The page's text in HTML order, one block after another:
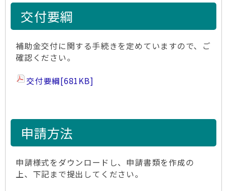
交付要綱
補助金交付に関する手続きを定めていますので、ご
確認ください。
交付要綱[681KB]
申請方法
申請様式をダウンロードし、申請書類を作成の
上、下記まで提出してください。